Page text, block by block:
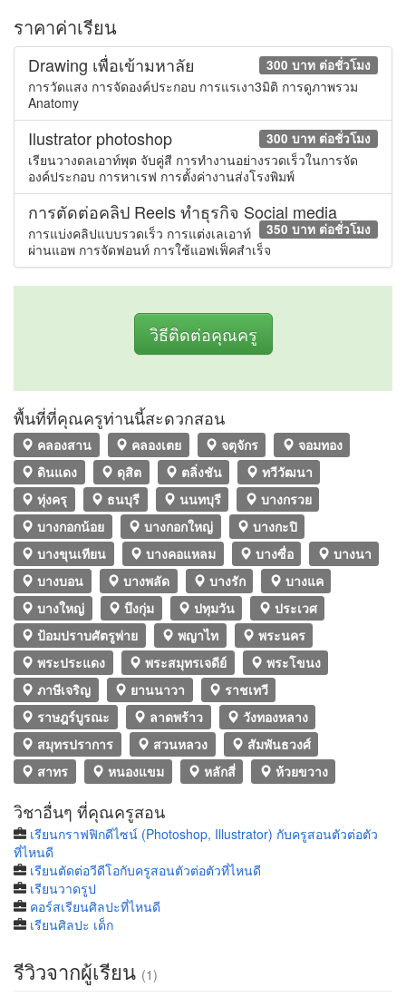
ราคาค่าเรียน
Drawing เพื่อเข้ามหาลัย 300 บาท ต่อชั่วโมง
การวัดแสง การจัดองค์ประกอบ การแรเงา3มิติ การดูภาพรวม
Anatomy
Ilustrator photoshop 300 บาท ต่อชั่วโมง
เรียนวางดลเอาท์พุต จับคู่สี การทำงานอย่างรวดเร็วในการจัด
องค์ประกอบ การหาเรฟ การตั้งค่างานส่งโรงพิมพ์
การตัดต่อคลิป Reels ทำธุรกิจ Social media
350 บาท ต่อชั่วโมง
การแบ่งคลิปแบบรวดเร็ว การแต่งเลเอาท์
ผ่านแอพ การจัดฟอนท์ การใช้แอฟเฟ็คสำเร็จ
วิธีติดต่อคุณครู
พื้นที่ที่คุณครูท่านนี้สะดวกสอน
คลองสาน คลองเตย จตุจักร
จอมทอง
ดินแดง
ดุสิต ตลิ่งชัน
ทวีวัฒนา
ทุ่งครุ
ธนบุรี นนทบุรี
บางกรวย
บางกอกน้อย
บางกอกใหญ่
บางกะปิ
บางขุนเทียน
บางคอแหลม บางซื่อ
บางนา
บางบอน
บางพลัด บางรัก
บางแค
บางใหญ่
บึงกุ่ม ปทุมวัน
ประเวศ
ป้อมปราบศัตรูพ่าย
พญาไท
พระนคร
พระประแดง
พระสมุทรเจดีย์
พระโขนง
ภาษีเจริญ
ยานนาวา
ราชเทวี
ราษฎร์บูรณะ
ลาดพร้าว
วังทองหลาง
สมุทรปราการ
สวนหลวง
สัมพันธวงศ์
สาทร
หนองแขม หลักสี่ ห้วยขวาง
วิชาอื่นๆ ที่คุณครูสอน
เรียนกราฟฟิกดีไซน์ (Photoshop, Illustrator) กับครูสอนตัวต่อตัว
ที่ไหนดี
เรียนตัดต่อวีดีโอกับครูสอนตัวต่อตัวที่ไหนดี
เรียนวาดรูป
คอร์สเรียนศิลปะที่ไหนดี
เรียนศิลปะ เด็ก
รีวิวจากผู้เรียน (1)